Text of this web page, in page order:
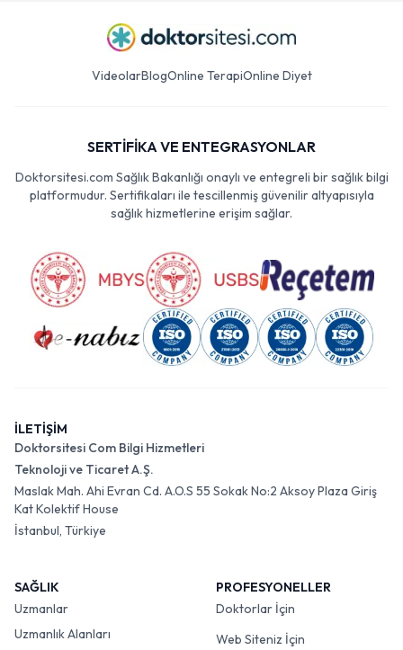
VideolarBlogOnline TerapiOnline Diyet
SERTİFİKA VE ENTEGRASYONLAR
Doktorsitesi.com Sağlık Bakanlığı onaylı ve entegreli bir sağlık bilgi
platformudur. Sertifikaları ile tescillenmiş güvenilir altyapısıyla
sağlık hizmetlerine erişim sağlar.
İLETİŞİM
Doktorsitesi Com Bilgi Hizmetleri
Teknoloji ve Ticaret A.Ş.
Maslak Mah. Ahi Evran Cd. A.O.S 55 Sokak No:2 Aksoy Plaza Giriş
Kat Kolektif House
İstanbul, Türkiye
SAĞLIK
Uzmanlar
Uzmanlık Alanları
PROFESYONELLER
Doktorlar İçin
Web Siteniz İçin